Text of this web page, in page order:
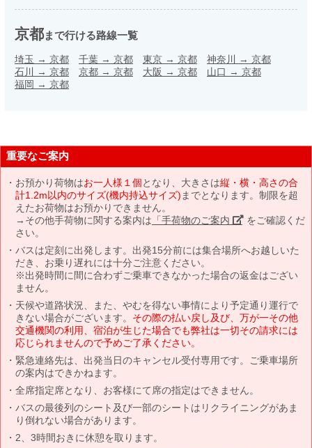
京都まで行ける路線一覧
埼玉 → 京都 千葉 → 京都 東京 → 京都 神奈川 → 京都
石川 → 京都 京都 → 京都 大阪 → 京都 山口 → 京都
福岡 → 京都
重要なご案内
お預かり荷物はお一人様１個となり、大きさは縦・横・高さの合
計1.2m以内のサイズ(機内持込サイズ) までとなります。制限を超
えたお荷物はお預かりできません。
→その他手荷物に関する案内は 「手荷物のご案内」 をご確認くだ
さい。
バスは定刻に出発します。出発15分前には集合場所へお越しいた
だき、お乗り遅れには十分ご注意ください。
※出発時間に間に合わずご乗車できなかった場合の返金はござい
ません。
天候や道路状況、また、やむを得ない事情により予定通り運行で
きない場合がございます。 その際の払い戻し及び、万が一その他
交通機関の利用、宿泊が生じた場合でも弊社は一切その請求には
応じられませんので予めご了承ください。
緊急連絡先は、出発当日のキャンセル受付専用です。ご乗車場所
の案内はできかねます。
全席指定席となり、お客様にて席の指定はできません。
バスの最後列のシート及び一部のシートはリクライニングがあま
り倒れない場合があります。
2、3時間おきに休憩を取ります。